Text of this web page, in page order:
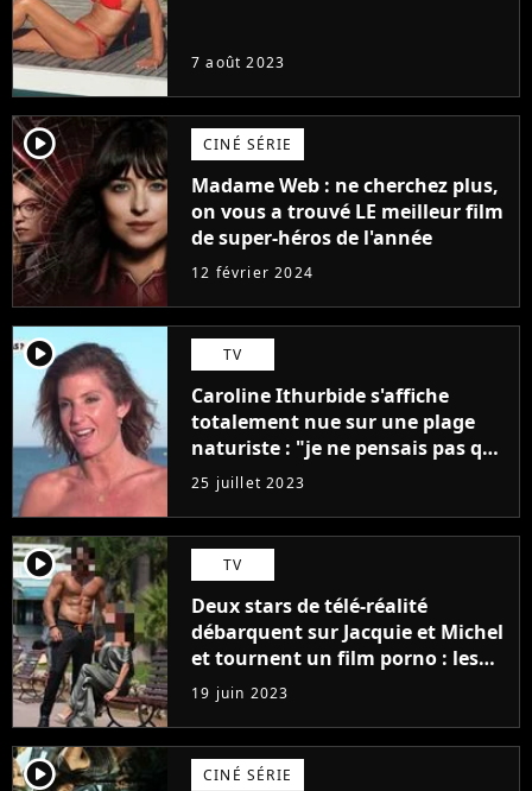
7 août 2023
player2 CINÉ SÉRIE
Madame Web : ne cherchez plus,
on vous a trouvé LE meilleur film
de super-héros de l'année
12 février 2024
player2 TV
Caroline Ithurbide s'affiche
totalement nue sur une plage
naturiste : "je ne pensais pas que
j'arriverais à le faire..."
25 juillet 2023
player2 TV
Deux stars de télé-réalité
débarquent sur Jacquie et Michel
et tournent un film porno : les
premières images du tournage
(exclu)
19 juin 2023
player2 CINÉ SÉRIE